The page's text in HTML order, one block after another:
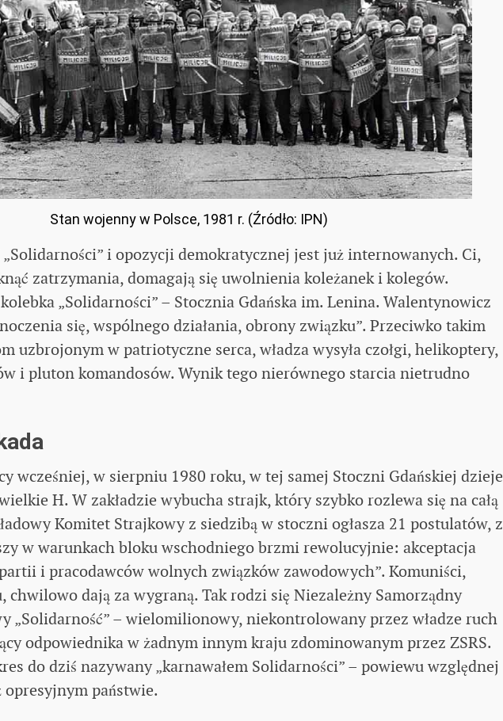
Stan wojenny w Polsce, 1981 r. (Źródło: IPN)
i opozycji demokratycznej jest już internowanych. Ci,
zatrzymania, domagają się uwolnienia koleżanek i kolegów.
„Solidarności” – Stocznia Gdańska im. Lenina. Walentynowicz
się, wspólnego działania, obrony związku”. Przeciwko takim
uzbrojonym w patriotyczne serca, władza wysyła czołgi, helikoptery,
i pluton komandosów. Wynik tego nierównego starcia nietrudno
wcześniej, w sierpniu 1980 roku, w tej samej Stoczni Gdańskiej dzieje
H. W zakładzie wybucha strajk, który szybko rozlewa się na całą
Komitet Strajkowy z siedzibą w stoczni ogłasza 21 postulatów, z
w warunkach bloku wschodniego brzmi rewolucyjnie: akceptacja
i pracodawców wolnych związków zawodowych”. Komuniści,
chwilowo dają za wygraną. Tak rodzi się Niezależny Samorządny
„Solidarność” – wielomilionowy, niekontrolowany przez władze ruch
odpowiednika w żadnym innym kraju zdominowanym przez ZSRS.
do dziś nazywany „karnawałem Solidarności” – powiewu względnej
państwie.